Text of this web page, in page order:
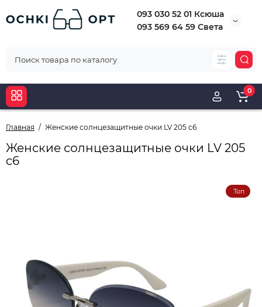
093 030 52 01 Ксюша
093 569 64 59 Света
0
Главная Женские солнцезащитные очки LV 205 c6
Женские солнцезащитные очки LV 205
c6
Топ